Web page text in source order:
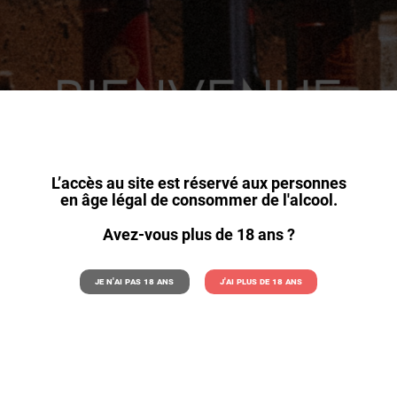
L’accès au site est réservé aux personnes
en âge légal de consommer de l'alcool.
Avez-vous plus de 18 ans ?
Je n'ai pas 18 ans J'ai plus de 18 ans